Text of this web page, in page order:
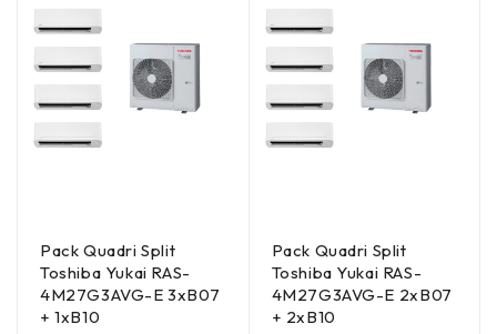
Pack Quadri Split
Toshiba Yukai RAS-
4M27G3AVG-E 3xB07
+ 1xB10
Pack Quadri Split
Toshiba Yukai RAS-
4M27G3AVG-E 2xB07
+ 2xB10